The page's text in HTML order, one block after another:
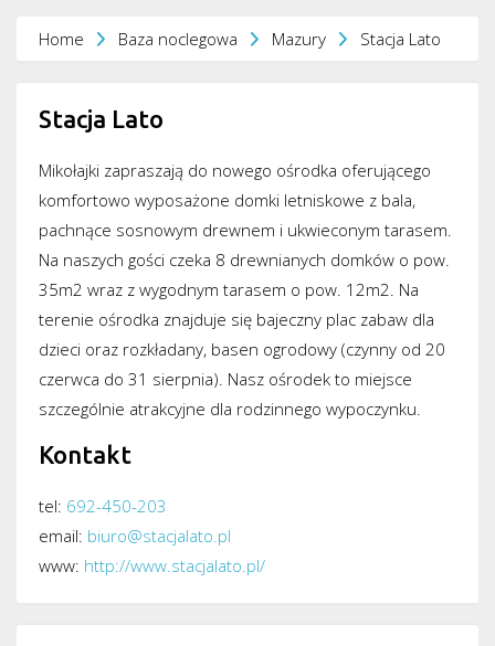
Home Baza noclegowa Mazury Stacja Lato
Stacja Lato
Mikołajki zapraszają do nowego ośrodka oferującego
komfortowo wyposażone domki letniskowe z bala,
pachnące sosnowym drewnem i ukwieconym tarasem.
Na naszych gości czeka 8 drewnianych domków o pow.
35m2 wraz z wygodnym tarasem o pow. 12m2. Na
terenie ośrodka znajduje się bajeczny plac zabaw dla
dzieci oraz rozkładany, basen ogrodowy (czynny od 20
czerwca do 31 sierpnia). Nasz ośrodek to miejsce
szczególnie atrakcyjne dla rodzinnego wypoczynku.
Kontakt
tel: 692-450-203
email: biuro@stacjalato.pl
www: http://www.stacjalato.pl/